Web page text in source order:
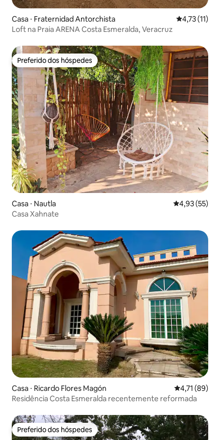
Casa ⋅ Fraternidad Antorchista 4,73 de uma
4,73 (11)
Loft na Praia ARENA Costa Esmeralda, Veracruz
Preferido dos hóspedes
Preferido dos hóspedes
Casa ⋅ Nautla 4,93 de uma
4,93 (55)
Casa Xahnate
Casa ⋅ Ricardo Flores Magón 4,71 de uma
4,71 (89)
Residência Costa Esmeralda recentemente reformada
Preferido dos hóspedes
Preferido dos hóspedes